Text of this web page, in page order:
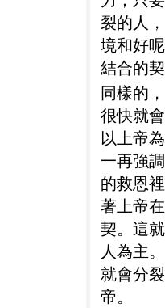
裂的人
境和好
結合的
同樣的
很快就
以上帝
一再強
的救恩
著上帝
契。這
人為主
就會分
帝。